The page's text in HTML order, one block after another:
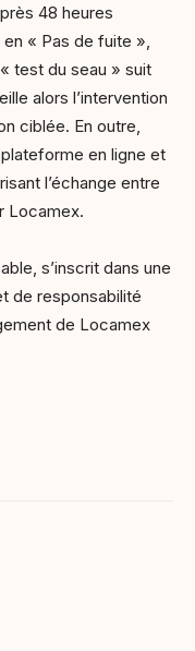
48 heures
« Pas de fuite »,
test du seau » suit
alors l’intervention
ciblée. En outre,
plateforme en ligne et
l’échange entre
Locamex.
s’inscrit dans une
de responsabilité
de Locamex